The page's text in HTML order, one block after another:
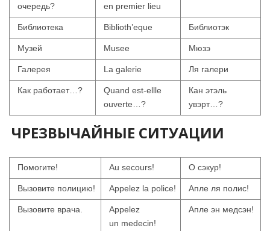
очередь?
en premier lieu
Библиотека Biblioth’eque Библиотэк
Музей Musee Мюзэ
Галерея La galerie Ля галери
Как работает…?
Quand est-ellle
ouverte…?
Кан этэль
увэрт…?
ЧРЕЗВЫЧАЙНЫЕ СИТУАЦИИ
Помогите! Au secours! О сэкур!
Вызовите полицию! Appelez la police! Апле ля полис!
Вызовите врача.
Appelez
un medecin!
Апле эн медсэн!